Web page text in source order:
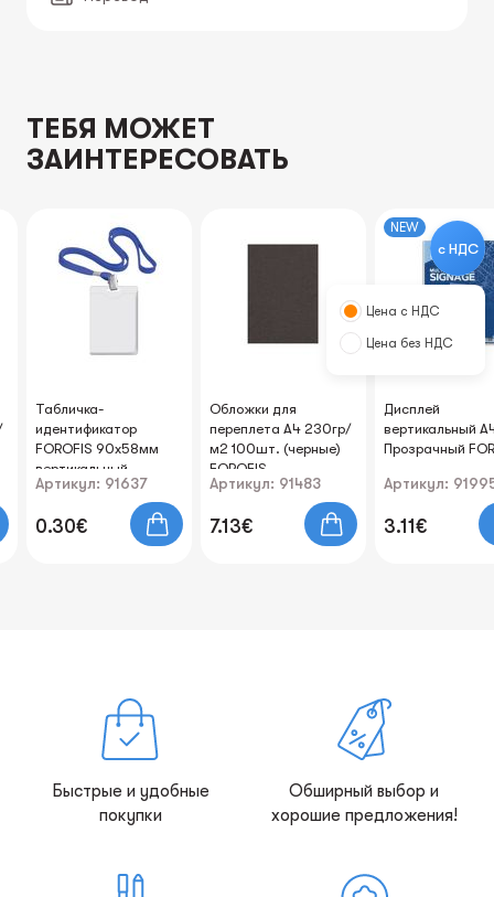
ТЕБЯ МОЖЕТ
ЗАИНТЕРЕСОВАТЬ
Табличка-
идентификатор
FOROFIS 90x58мм
вертикальный
(пластиковый), с
(полиэстер) 42см
Артикул: 91637
0.30€
Обложки для
переплета A4 230гр/
м2 100шт. (черные)
FOROFIS
Артикул: 91483
7.13€
NEW
Дисплей
вертикальный
Прозрачный
Артикул:
3.11€
с НДС
Цена с НДС
Цена без НДС
Быстрые и удобные
покупки
Обширный выбор и
хорошие предложения!